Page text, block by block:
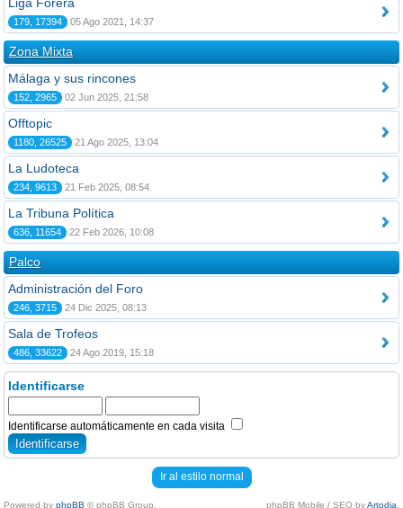
179, 17394 05 Ago 2021, 14:37
Zona Mixta
Málaga y sus rincones
152, 2965 02 Jun 2025, 21:58
Offtopic
1180, 26525 21 Ago 2025, 13:04
La Ludoteca
234, 9613 21 Feb 2025, 08:54
La Tribuna Política
636, 11654 22 Feb 2026, 10:08
Palco
Administración del Foro
246, 3715 24 Dic 2025, 08:13
Sala de Trofeos
486, 33622 24 Ago 2019, 15:18
Identificarse
Identificarse automáticamente en cada visita
Ir al estilo normal
Powered by phpBB © phpBB Group. phpBB Mobile / SEO byArtodia